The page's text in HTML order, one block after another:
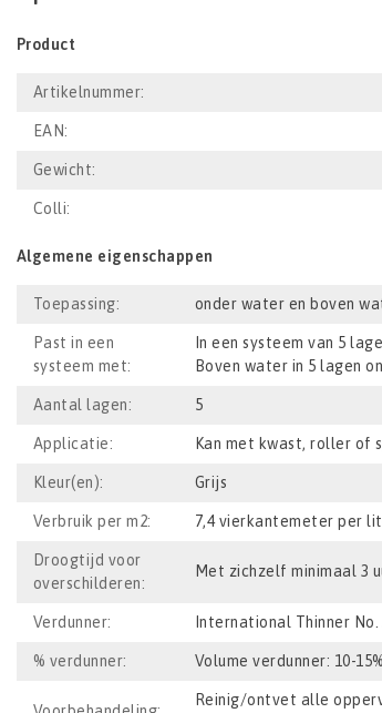
Product
Artikelnummer:
EAN:
Gewicht:
Colli:
Algemene eigenschappen
Toepassing: onder water en boven
Past in een
systeem met:
In een systeem van 5
Boven water in 5 lagen
Aantal lagen: 5
Applicatie: Kan met kwast, roller of
Kleur(en): Grijs
Verbruik per m2: 7,4 vierkantemeter per
Droogtijd voor
overschilderen:
Met zichzelf minimaal 3
Verdunner: International Thinner No.
% verdunner: Volume verdunner: 10-
Reinig/ontvet alle